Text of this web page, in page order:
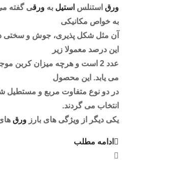
ورق استنلس استيل به ورقی گفته
به خواص مکانیکی
آن مثل شکل پذیری، جوش و سختی
این درصد معمولا زیر
عدد 2 است و هرچه میزان کربن موجود در
می یابد. این محصول
در دو نوع متفاوت مربع و مستطیل
انتخاب می گردند.
یکی دیگر از ویژگی های بارز ورق
ادامه مطلب